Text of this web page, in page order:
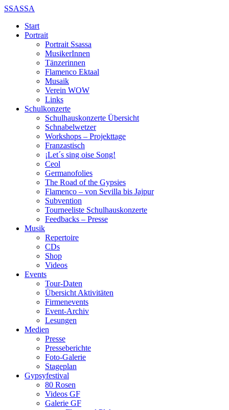
SSASSA
Start
Portrait
Portrait Ssassa
MusikerInnen
Tänzerinnen
Flamenco Ektaal
Musaik
Verein WOW
Links
Schulkonzerte
Schulhauskonzerte Übersicht
Schnabelwetzer
Workshops – Projekttage
Franzastisch
¡Let´s sing oise Song!
Ceol
Germanofolies
The Road of the Gypsies
Flamenco – von Sevilla bis Jajpur
Subvention
Tourneeliste Schulhauskonzerte
Feedbacks – Presse
Musik
Repertoire
CDs
Shop
Videos
Events
Tour-Daten
Übersicht Aktivitäten
Firmenevents
Event-Archiv
Lesungen
Medien
Presse
Presseberichte
Foto-Galerie
Stageplan
Gypsyfestival
80 Rosen
Videos GF
Galerie GF